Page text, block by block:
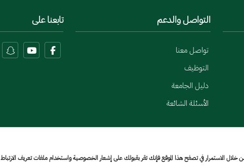
التواصل والدعم
تواصل معنا
التوظيف
دليل الجامعة
الأسئلة الشائعة
تابعنا على
الاستمرار في تصفح هذا الموقع فإنك تقر بقبولك على إشعار الخصوصية واستخدام ملفات تعريف الارتباط